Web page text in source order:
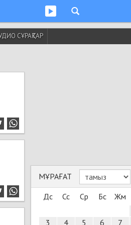
СҰРАҚТАР
МҰРАҒАТ
Дс
Сс Ср Бс Жм
3
4 5 6 7